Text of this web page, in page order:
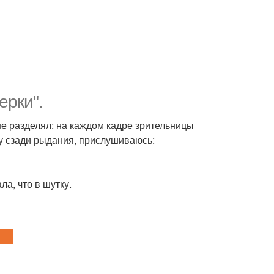
на каждом кадре зрительницы
рыдания, прислушиваюсь:
что в шутку.